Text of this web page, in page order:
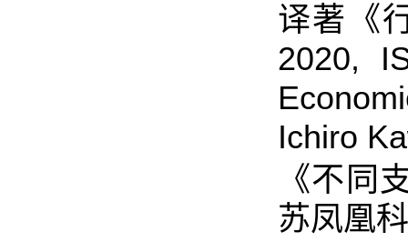
译著《
2020,
Ichiro
《不同
苏凤凰